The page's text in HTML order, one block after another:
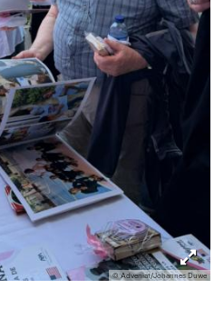
© Adveniat/Johannes Duwe